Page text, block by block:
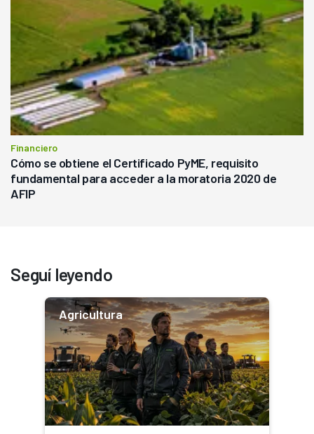
Financiero
Cómo se obtiene el Certificado PyME, requisito
fundamental para acceder a la moratoria 2020 de
AFIP
Seguí leyendo
Agricultura